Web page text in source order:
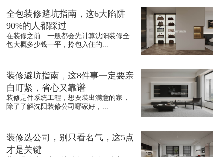
全包装修避坑指南，这6大陷阱
90%的人都踩过
在装修之前，一般都会先计算沈阳装修全
包大概多少钱一平，拎包入住的...
装修避坑指南，这8件事一定要亲
自盯紧，省心又靠谱
装修是件系统工程，想要装出满意的家，
除了了解沈阳装修公司哪家好，...
装修选公司，别只看名气，这5点
才是关键